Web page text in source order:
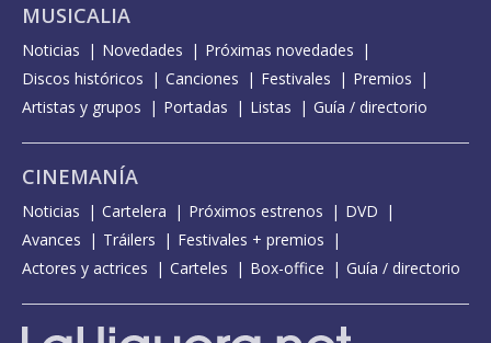
MUSICALIA
Noticias Novedades
Próximas novedades
Discos históricos
Canciones Festivales
Premios
Artistas y grupos
Portadas Listas Guía / directorio
CINEMANÍA
Noticias Cartelera Próximos estrenos
DVD
Avances
Tráilers
Festivales + premios
Actores y actrices
Carteles Box-office Guía / directorio